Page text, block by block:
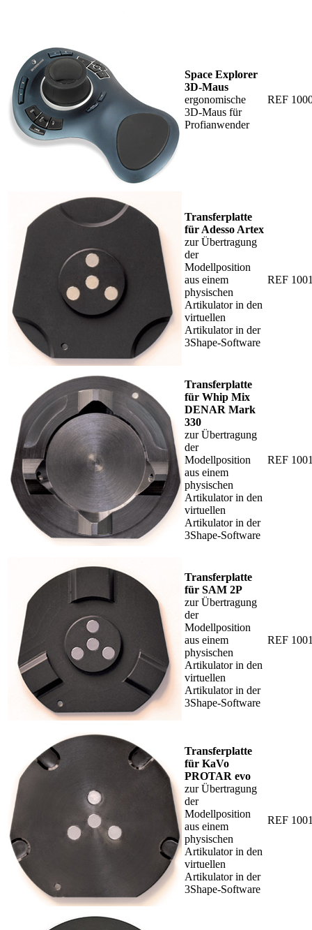
Space Explorer
3D-Maus
ergonomische
3D-Maus für
Profianwender
REF
Transferplatte
für Adesso Artex
zur Übertragung
der
Modellposition
aus einem
physischen
Artikulator in den
virtuellen
Artikulator in der
3Shape-Software
REF
Transferplatte
für Whip Mix
DENAR Mark
330
zur Übertragung
der
Modellposition
aus einem
physischen
Artikulator in den
virtuellen
Artikulator in der
3Shape-Software
REF
Transferplatte
für SAM 2P
zur Übertragung
der
Modellposition
aus einem
physischen
Artikulator in den
virtuellen
Artikulator in der
3Shape-Software
REF
Transferplatte
für KaVo
PROTAR evo
zur Übertragung
der
Modellposition
aus einem
physischen
Artikulator in den
virtuellen
Artikulator in der
3Shape-Software
REF